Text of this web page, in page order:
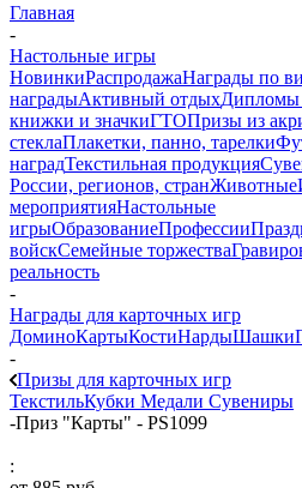
Главная
-
Настольные игры
НовинкиРаспродажаНаграды по
наградыАктивный отдыхДипломы
книжки и значкиГТОПризы из
стеклаПлакетки, панно, тарелки
наградТекстильная продукция
России, регионов, странЖивотные
мероприятияНастольные
игрыОбразованиеПрофессии
войскСемейные торжества
реальность
-
Награды для карточных игр
ДоминоКартыКостиНардыШашки
-
Призы для карточных игр
ТекстильКубки Медали Сувениры
-Приз "Карты" - PS1099
: